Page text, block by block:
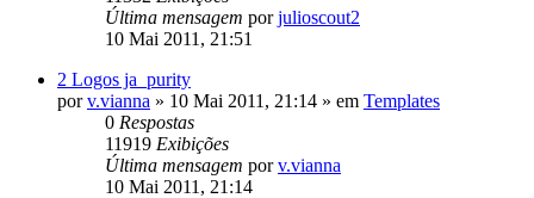
Última mensagem porjulioscout2
10 Mai 2011, 21:51
2 Logos ja_purity
porv.vianna » 10 Mai 2011, 21:14 » em Templates
0 Respostas
11919 Exibições
Última mensagem porv.vianna
10 Mai 2011, 21:14